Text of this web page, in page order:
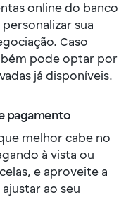
online do banco
sua
Caso
pode optar por
já disponíveis.
pagamento
melhor cabe no
à vista ou
e aproveite a
ao seu